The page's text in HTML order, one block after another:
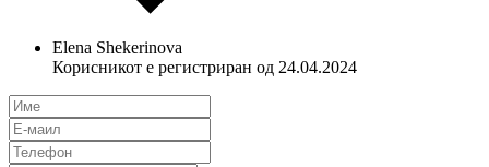
Elena Shekerinova
Корисникот е регистриран од 24.04.2024